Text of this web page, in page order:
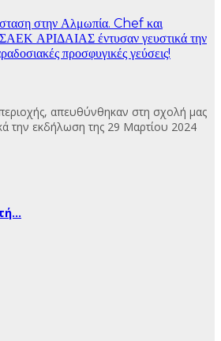
στην Αλμωπία. Chef και
ΣΑΕΚ ΑΡΙΔΑΙΑΣ έντυσαν γευστικά την
προσφυγικές γεύσεις!
απευθύνθηκαν στη σχολή μας
την εκδήλωση της 29 Μαρτίου 2024